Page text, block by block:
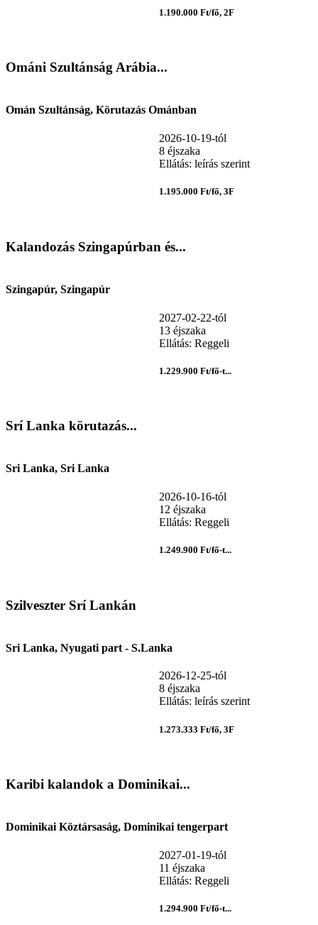
1.190.000 Ft/fő, 2F
Ománi Szultánság Arábia...
Omán Szultánság, Körutazás Ománban
2026-10-19-tól
8 éjszaka
Ellátás: leírás szerint
1.195.000 Ft/fő, 3F
Kalandozás Szingapúrban és...
Szingapúr, Szingapúr
2027-02-22-tól
13 éjszaka
Ellátás: Reggeli
1.229.900 Ft/fő-t...
Srí Lanka körutazás...
Sri Lanka, Sri Lanka
2026-10-16-tól
12 éjszaka
Ellátás: Reggeli
1.249.900 Ft/fő-t...
Szilveszter Srí Lankán
Sri Lanka, Nyugati part - S.Lanka
2026-12-25-tól
8 éjszaka
Ellátás: leírás szerint
1.273.333 Ft/fő, 3F
Karibi kalandok a Dominikai...
Dominikai Köztársaság, Dominikai tengerpart
2027-01-19-tól
11 éjszaka
Ellátás: Reggeli
1.294.900 Ft/fő-t...